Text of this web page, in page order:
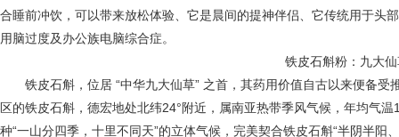
合睡前冲饮，可以带来放松体验、它是晨间的提神伴侣、它传统用于头
用脑过度及办公族电脑综合症。
铁皮石斛粉：九大
铁皮石斛，位居 “中华九大仙草” 之首，其药用价值自古以来便备受
区的铁皮石斛，德宏地处北纬24°附近，属南亚热带季风气候，年均气
种“一山分四季，十里不同天”的立体气候，完美契合铁皮石斛“半阴半阳